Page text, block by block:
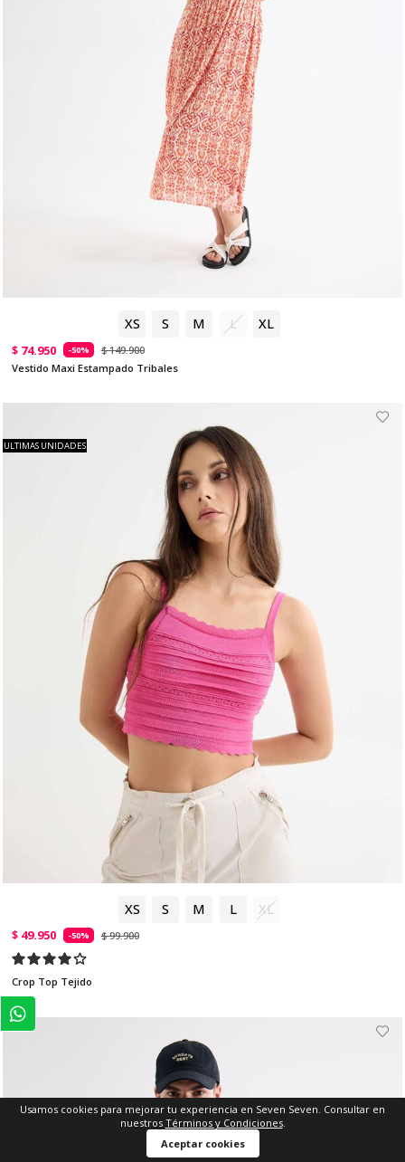
XS S M L XL
$ 74.950 -50%
$ 149.900
Vestido Maxi Estampado Tribales
XS S M L XL
ULTIMAS UNIDADES
$ 49.950 -50% $ 99.900
Crop Top Tejido
Usamos cookies para mejorar tu experiencia en Seven Seven. Consultar en
nuestros Términos y Condiciones.
Aceptar cookies